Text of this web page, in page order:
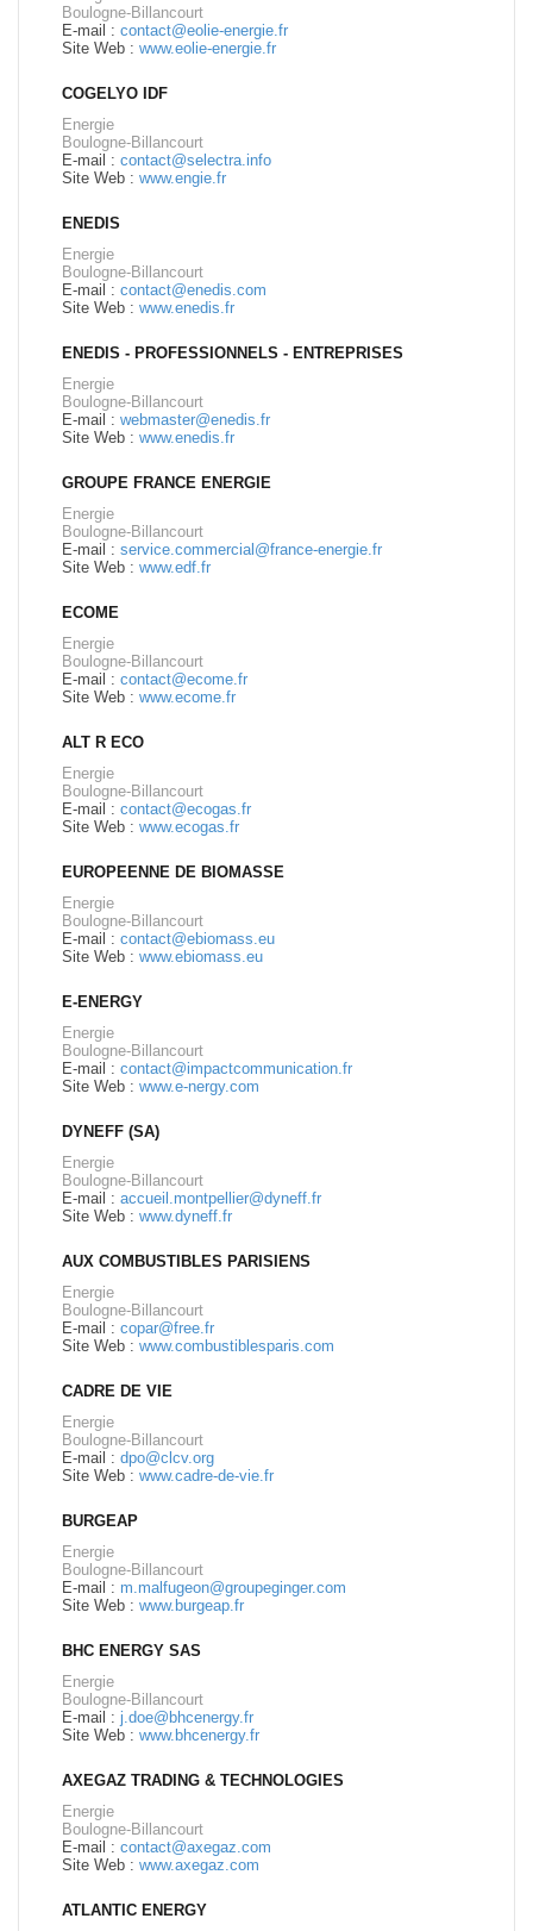
Boulogne-Billancourt
E-mail : contact@eolie-energie.fr
Site Web : www.eolie-energie.fr
COGELYO IDF
Energie
Boulogne-Billancourt
E-mail : contact@selectra.info
Site Web : www.engie.fr
ENEDIS
Energie
Boulogne-Billancourt
E-mail : contact@enedis.com
Site Web : www.enedis.fr
ENEDIS - PROFESSIONNELS - ENTREPRISES
Energie
Boulogne-Billancourt
E-mail : webmaster@enedis.fr
Site Web : www.enedis.fr
GROUPE FRANCE ENERGIE
Energie
Boulogne-Billancourt
E-mail : service.commercial@france-energie.fr
Site Web : www.edf.fr
ECOME
Energie
Boulogne-Billancourt
E-mail : contact@ecome.fr
Site Web : www.ecome.fr
ALT R ECO
Energie
Boulogne-Billancourt
E-mail : contact@ecogas.fr
Site Web : www.ecogas.fr
EUROPEENNE DE BIOMASSE
Energie
Boulogne-Billancourt
E-mail : contact@ebiomass.eu
Site Web : www.ebiomass.eu
E-ENERGY
Energie
Boulogne-Billancourt
E-mail : contact@impactcommunication.fr
Site Web : www.e-nergy.com
DYNEFF (SA)
Energie
Boulogne-Billancourt
E-mail : accueil.montpellier@dyneff.fr
Site Web : www.dyneff.fr
AUX COMBUSTIBLES PARISIENS
Energie
Boulogne-Billancourt
E-mail : copar@free.fr
Site Web : www.combustiblesparis.com
CADRE DE VIE
Energie
Boulogne-Billancourt
E-mail : dpo@clcv.org
Site Web : www.cadre-de-vie.fr
BURGEAP
Energie
Boulogne-Billancourt
E-mail : m.malfugeon@groupeginger.com
Site Web : www.burgeap.fr
BHC ENERGY SAS
Energie
Boulogne-Billancourt
E-mail : j.doe@bhcenergy.fr
Site Web : www.bhcenergy.fr
AXEGAZ TRADING & TECHNOLOGIES
Energie
Boulogne-Billancourt
E-mail : contact@axegaz.com
Site Web : www.axegaz.com
ATLANTIC ENERGY